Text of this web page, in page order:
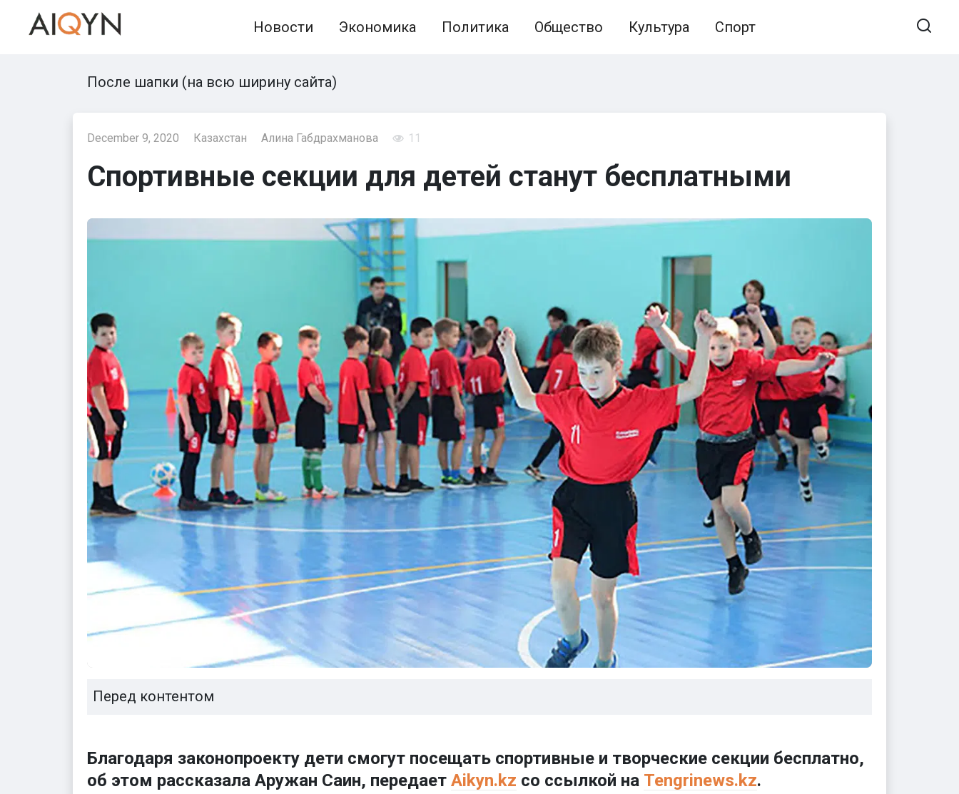
Новости Экономика Политика Общество Культура Спорт
После шапки (на всю ширину сайта)
December 9, 2020 Казахстан Алина Габдрахманова 11
Спортивные секции для детей станут бесплатными
Перед контентом
Благодаря законопроекту дети смогут посещать спортивные и творческие секции бесплатно,
об этом рассказала Аружан Саин, передает Aikyn.kz со ссылкой на Tengrinews.kz.